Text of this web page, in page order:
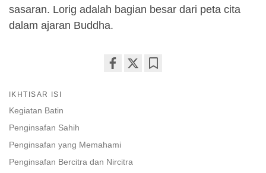
sasaran. Lorig adalah bagian besar dari peta cita
dalam ajaran Buddha.
IKHTISAR ISI
Kegiatan Batin
Penginsafan Sahih
Penginsafan yang Memahami
Penginsafan Bercitra dan Nircitra